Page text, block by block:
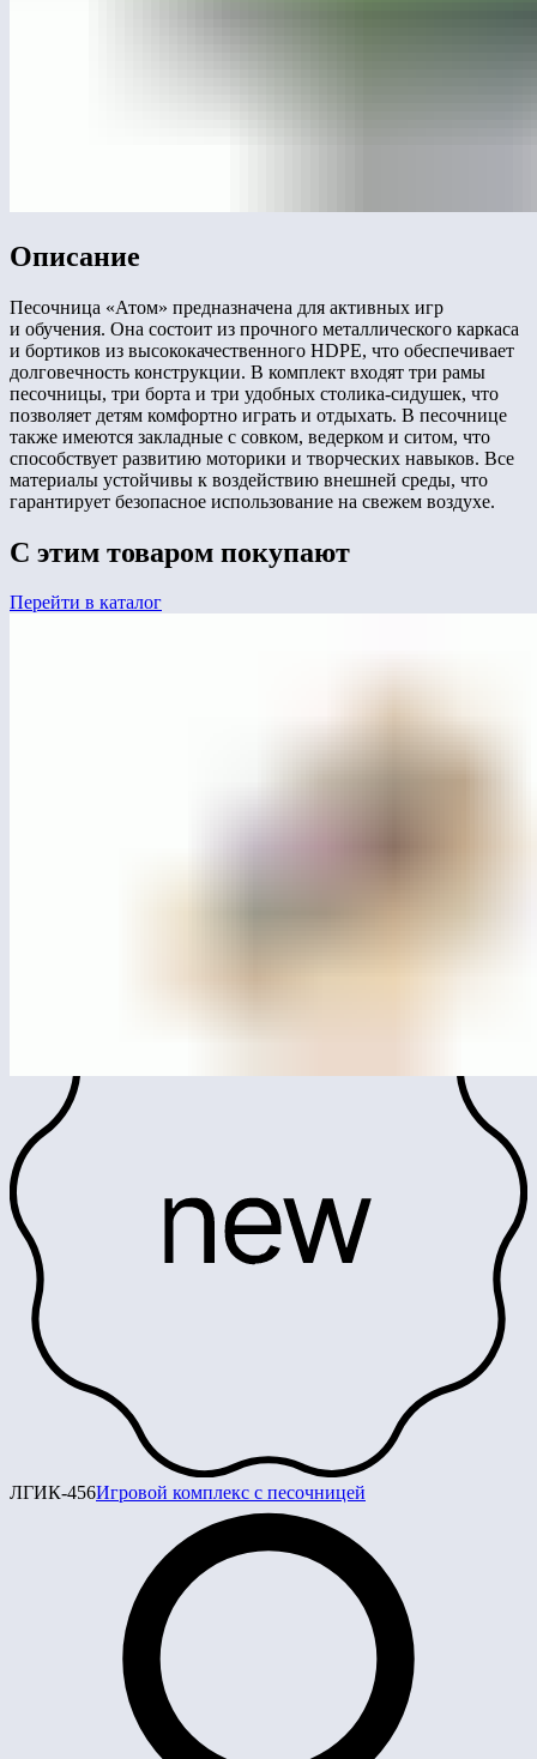
Описание
Песочница «Атом» предназначена для активных игр
и обучения. Она состоит из прочного металлического каркаса
и бортиков из высококачественного HDPE, что обеспечивает
долговечность конструкции. В комплект входят три рамы
песочницы, три борта и три удобных столика-сидушек, что
позволяет детям комфортно играть и отдыхать. В песочнице
также имеются закладные с совком, ведерком и ситом, что
способствует развитию моторики и творческих навыков. Все
материалы устойчивы к воздействию внешней среды, что
гарантирует безопасное использование на свежем воздухе.
С этим товаром покупают
Перейти в каталог
ЛГИК-456Игровой комплекс с песочницей